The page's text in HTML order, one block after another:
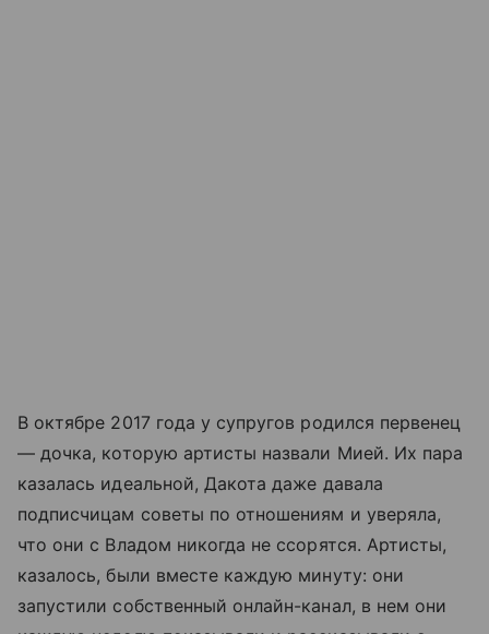
В октябре 2017 года у супругов родился первенец
— дочка, которую артисты назвали Мией. Их пара
казалась идеальной, Дакота даже давала
подписчицам советы по отношениям и уверяла,
что они с Владом никогда не ссорятся. Артисты,
казалось, были вместе каждую минуту: они
запустили собственный онлайн-канал, в нем они